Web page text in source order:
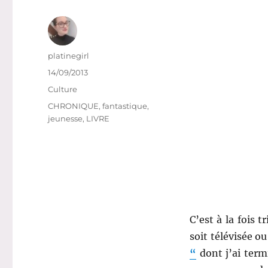
C’est à la fois
soit télévisée
“ dont j’ai
Auteur
platinegirl
Publié
14/09/2013
Catégories
Culture
Étiquettes
CHRONIQUE,fantastique,
jeunesse, LIVRE